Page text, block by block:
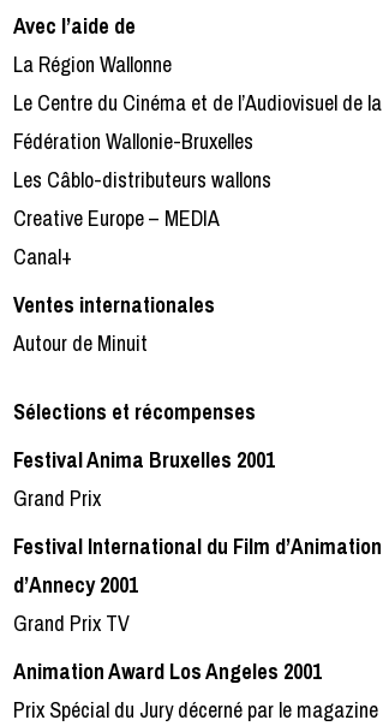
Avec l’aide de
La Région Wallonne
Le Centre du Cinéma et de l’Audiovisuel de la
Fédération Wallonie-Bruxelles
Les Câblo-distributeurs wallons
Creative Europe – MEDIA
Canal+
Ventes internationales
Autour de Minuit
Sélections et récompenses
Festival Anima Bruxelles 2001
Grand Prix
Festival International du Film d’Animation
d’Annecy 2001
Grand Prix TV
Animation Award Los Angeles 2001
Prix Spécial du Jury décerné par le magazine